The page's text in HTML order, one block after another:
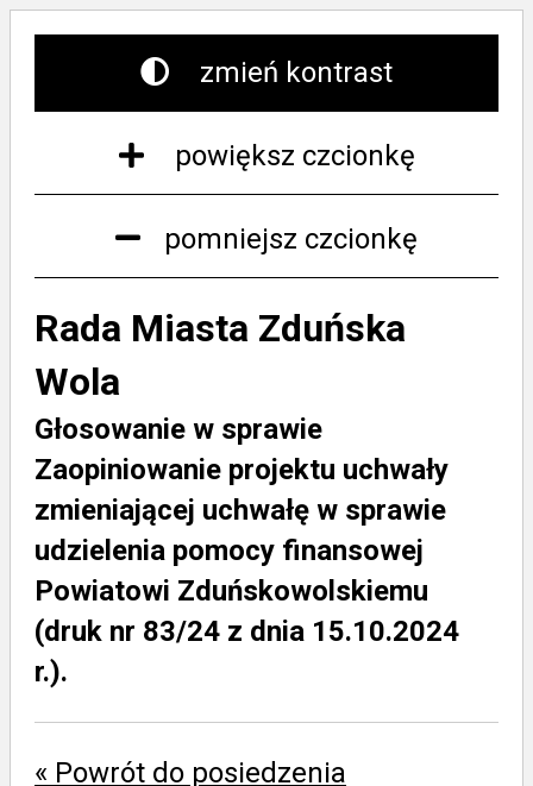
zmień kontrast
powiększ czcionkę
pomniejsz czcionkę
Rada Miasta Zduńska
Wola
Głosowanie w sprawie
Zaopiniowanie projektu uchwały
zmieniającej uchwałę w sprawie
udzielenia pomocy finansowej
Powiatowi Zduńskowolskiemu
(druk nr 83/24 z dnia 15.10.2024
r.).
« Powrót do posiedzenia